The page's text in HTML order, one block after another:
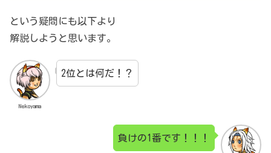
という疑問にも以下より
解説しようと思います。
Nekoyama
2位とは何だ！？
負けの1番です！！！